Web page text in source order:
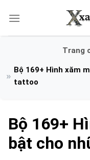
qua
Bộ 169+ Hình xăm
tattoo
Bộ 169+
bật cho